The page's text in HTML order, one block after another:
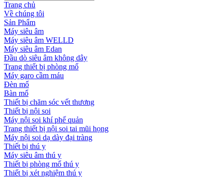
Trang chủ
Về chúng tôi
Sản Phẩm
Máy siêu âm
Máy siêu âm WELLD
Máy siêu âm Edan
Đầu dò siêu âm không dây
Trang thiết bị phòng mổ
Máy garo cầm máu
Đèn mổ
Bàn mổ
Thiết bị chăm sóc vết thương
Thiết bị nội soi
Máy nội soi khí phế quản
Trang thiết bị nội soi tai mũi họng
Máy nội soi dạ dày đại tràng
Thiết bị thú y
Máy siêu âm thú y
Thiết bị phòng mổ thú y
Thiết bị xét nghiệm thú y